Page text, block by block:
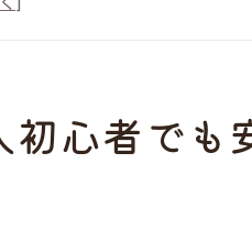
の魅力
護求人の魅力とは
心者でも